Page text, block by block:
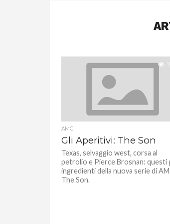
AMC
Gli Aperitivi: The Son
Texas, selvaggio west, corsa al
petrolio e Pierce Brosnan: questi
ingredienti della nuova serie di
The Son.